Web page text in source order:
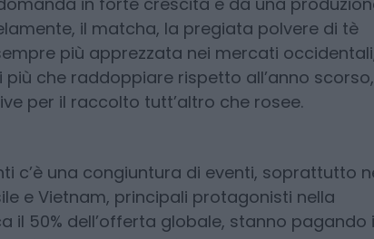
studi di Unimpresa.
a vivere una fase di tensione: l’olio di cocco
il record di 2.990 dollari a tonnellata,
in forte crescita e da una produzione
il matcha, la pregiata polvere di tè
per il raccolto tutt’altro che rosee.